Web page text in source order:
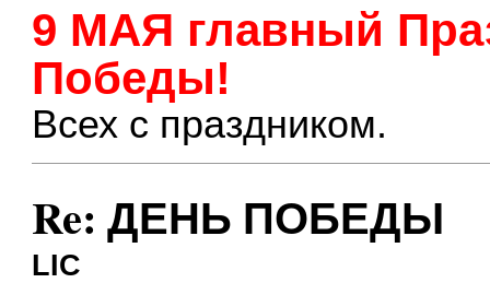
9 МАЯ главный
Победы!
Всех с праздником.
Re: ДЕНЬ ПОБЕДЫ
LIC